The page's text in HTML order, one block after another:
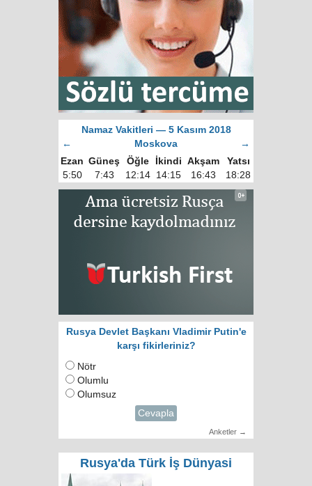
Namaz Vakitleri — 5 Kasım 2018
←
Moskova
→
Ezan Güneş Öğle İkindi Akşam
Yatsı
5:50
7:43 12:14 14:15 16:43 18:28
Rusya Devlet Başkanı Vladimir Putin'e
karşı fikirleriniz?
Nötr
Olumlu
Olumsuz
Cevapla
Anketler →
Rusya'da Türk İş Dünyasi